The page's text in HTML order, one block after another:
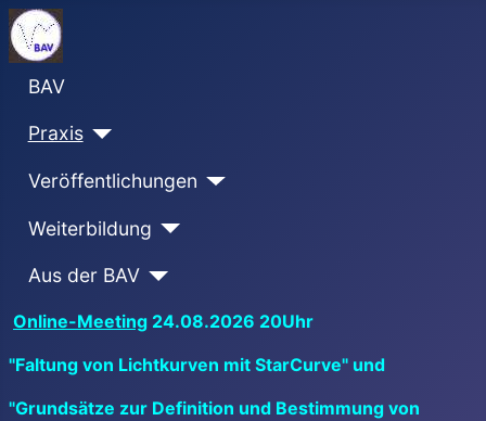
BAV
Praxis
Veröffentlichungen
Weiterbildung
Aus der BAV
Online-Meeting 24.08.2026 20Uhr
"Faltung von Lichtkurven mit StarCurve" und
"Grundsätze zur Definition und Bestimmung von